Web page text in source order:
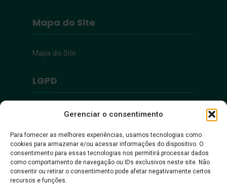
Gerenciar o consentimento
Para fornecer as melhores experiências, usamos tecnologias como
cookies para armazenar e/ou acessar informações do dispositivo. O
consentimento para essas tecnologias nos permitirá processar dados
como comportamento de navegação ou IDs exclusivos neste site. Não
consentir ou retirar o consentimento pode afetar negativamente certos
recursos e funções.
Mapa do Site
Mapa do Site
LGPD
Política de Privacidade
Acessibilidade
Acessibilidade